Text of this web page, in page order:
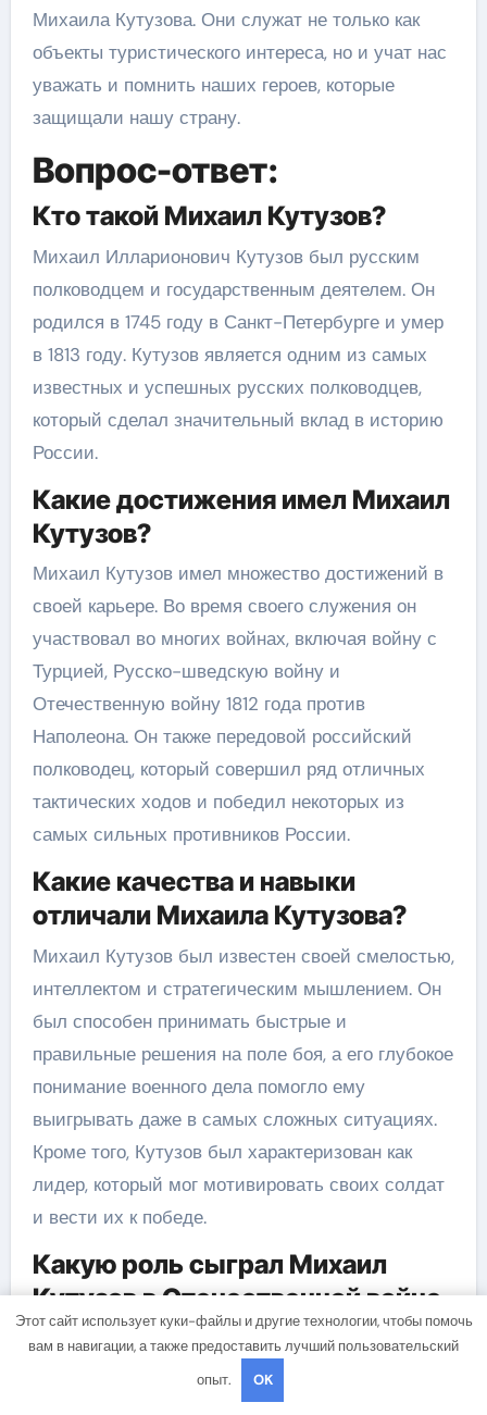
Михаила Кутузова. Они служат не только как
объекты туристического интереса, но и учат нас
уважать и помнить наших героев, которые
защищали нашу страну.
Вопрос-ответ:
Кто такой Михаил Кутузов?
Михаил Илларионович Кутузов был русским
полководцем и государственным деятелем. Он
родился в 1745 году в Санкт-Петербурге и умер
в 1813 году. Кутузов является одним из самых
известных и успешных русских полководцев,
который сделал значительный вклад в историю
России.
Какие достижения имел Михаил
Кутузов?
Михаил Кутузов имел множество достижений в
своей карьере. Во время своего служения он
участвовал во многих войнах, включая войну с
Турцией, Русско-шведскую войну и
Отечественную войну 1812 года против
Наполеона. Он также передовой российский
полководец, который совершил ряд отличных
тактических ходов и победил некоторых из
самых сильных противников России.
Какие качества и навыки
отличали Михаила Кутузова?
Михаил Кутузов был известен своей смелостью,
интеллектом и стратегическим мышлением. Он
был способен принимать быстрые и
правильные решения на поле боя, а его глубокое
понимание военного дела помогло ему
выигрывать даже в самых сложных ситуациях.
Кроме того, Кутузов был характеризован как
лидер, который мог мотивировать своих солдат
и вести их к победе.
Какую роль сыграл Михаил
Кутузов в Отечественной войне
1812 года?
Михаил Кутузов сыграл важную роль в
Отечественной войне 1812 года. Он был назначен
Этот сайт использует куки-файлы и другие технологии, чтобы помочь
вам в навигации, а также предоставить лучший пользовательский
опыт.
OK